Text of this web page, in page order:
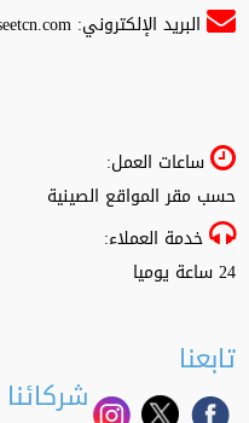
البريد الإلكتروني:
ساعات العمل:
حسب مقر المواقع الصينية
خدمة العملاء:
24 ساعة يوميا
تابعنا
شركائنا